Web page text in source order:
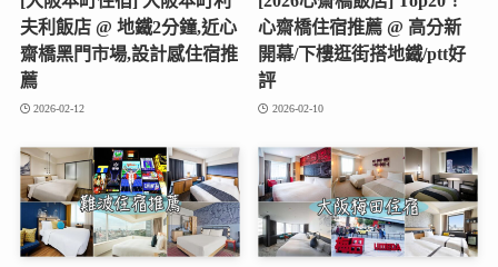
夫利飯店 @ 地鐵2分鐘,近心
齋橋黑門市場,設計感住宿推
薦
2026-02-12
心齋橋住宿推薦 @ 高分新
開幕/下樓逛街搭地鐵/ptt好
評
2026-02-10